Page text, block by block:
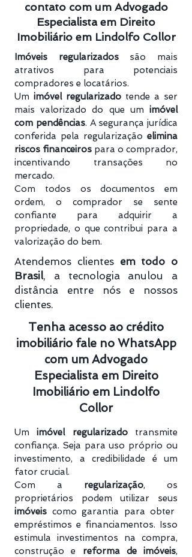
contato com um Advogado
Especialista em Direito
Imobiliário em Lindolfo Collor
Imóveis regularizadossão mais
atrativos para potenciais
compradores e locatários.
Um imóvel regularizado tende a ser
mais valorizado do que um imóvel
com pendências. A segurança jurídica
conferida pela regularização elimina
riscos financeiros para o comprador,
incentivando transações no
mercado.
Com todos os documentos em
ordem, o comprador se sente
confiante para adquirir a
propriedade, o que contribui para a
valorização do bem.
Atendemos clientes em todo o
Brasil, a tecnologia anulou a
distância entre nós e nossos
clientes.
Tenha acesso ao crédito
imobiliário fale no WhatsApp
com um Advogado
Especialista em Direito
Imobiliário em Lindolfo
Collor
Umimóvel regularizadotransmite
confiança. Seja para uso próprio ou
investimento, a credibilidade é um
fator crucial.
Com a regularização, os
proprietários podem utilizar seus
imóveis como garantia para obter
empréstimos e financiamentos. Isso
estimula investimentos na compra,
construção e reforma de imóveis,